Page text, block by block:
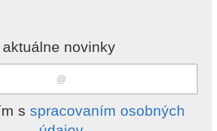
novinky
s spracovaním osobných